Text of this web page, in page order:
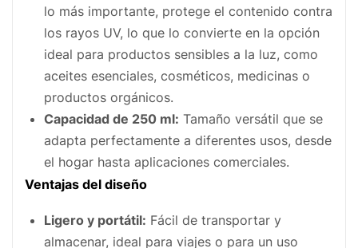
lo más importante, protege el contenido contra
los rayos UV, lo que lo convierte en la opción
ideal para productos sensibles a la luz, como
aceites esenciales, cosméticos, medicinas o
productos orgánicos.
Capacidad de 250 ml: Tamaño versátil que se
adapta perfectamente a diferentes usos, desde
el hogar hasta aplicaciones comerciales.
Ventajas del diseño
Ligero y portátil: Fácil de transportar y
almacenar, ideal para viajes o para un uso